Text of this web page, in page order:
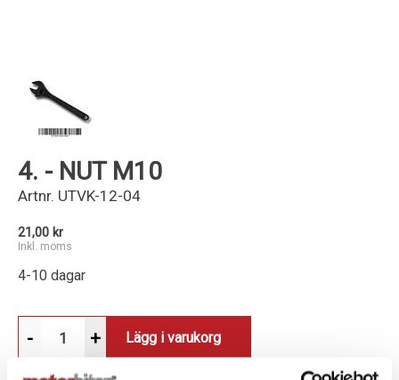
4. - NUT M10
Artnr. UTVK-12-04
21,00 kr
Inkl. moms
4-10 dagar
- + Lägg i varukorg